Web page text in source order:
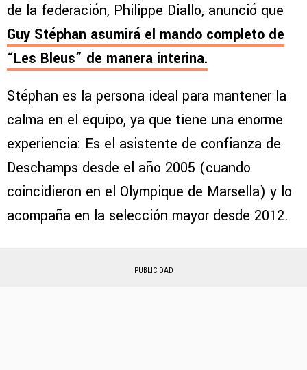
de la federación, Philippe Diallo, anunció que
Guy Stéphan asumirá el mando completo de
“Les Bleus” de manera interina.
Stéphan es la persona ideal para mantener la
calma en el equipo, ya que tiene una enorme
experiencia: Es el asistente de confianza de
Deschamps desde el año 2005 (cuando
coincidieron en el Olympique de Marsella) y lo
acompaña en la selección mayor desde 2012.
PUBLICIDAD